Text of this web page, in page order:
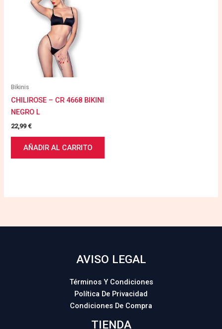
Bikinis
CHILIROSE – CR 4668 BIKINI
NEGRO L
22,99€
AÑADIR AL CARRITO
AVISO LEGAL
Términos Y Condiciones
Política De Privacidad
Condiciones De Compra
TIENDA